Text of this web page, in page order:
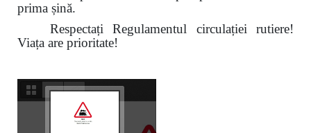
prima șină.
Respectați Regulamentul circulației rutiere!
Viața are prioritate!